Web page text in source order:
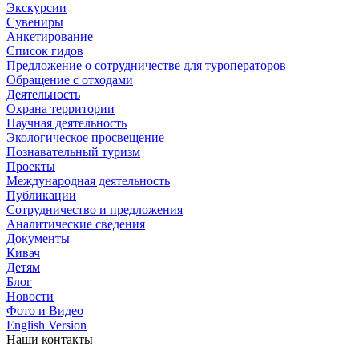
Экскурсии
Сувениры
Анкетирование
Список гидов
Предложение о сотрудничестве для туроператоров
Обращение с отходами
Деятельность
Охрана территории
Научная деятельность
Экологическое просвещение
Познавательный туризм
Проекты
Международная деятельность
Публикации
Сотрудничество и предложения
Аналитические сведения
Документы
Кивач
Детям
Блог
Новости
Фото и Видео
English Version
Наши контакты